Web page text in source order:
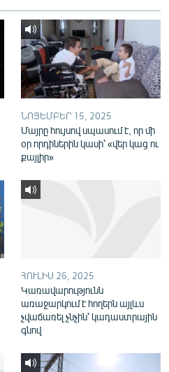
ՆՈՅԵՄԲԵՐ 15, 2025
Մայրը հույսով սպասում է, որ մի
օր որդիներին կասի՝ «վեր կաց ու
քայլիր»
ՀՈՒԼԻՍ 26, 2025
Կառավարությունն
առաջարկում է հողերն այլևս
չվաճառել չնչին՝ կադաստրային
գնով